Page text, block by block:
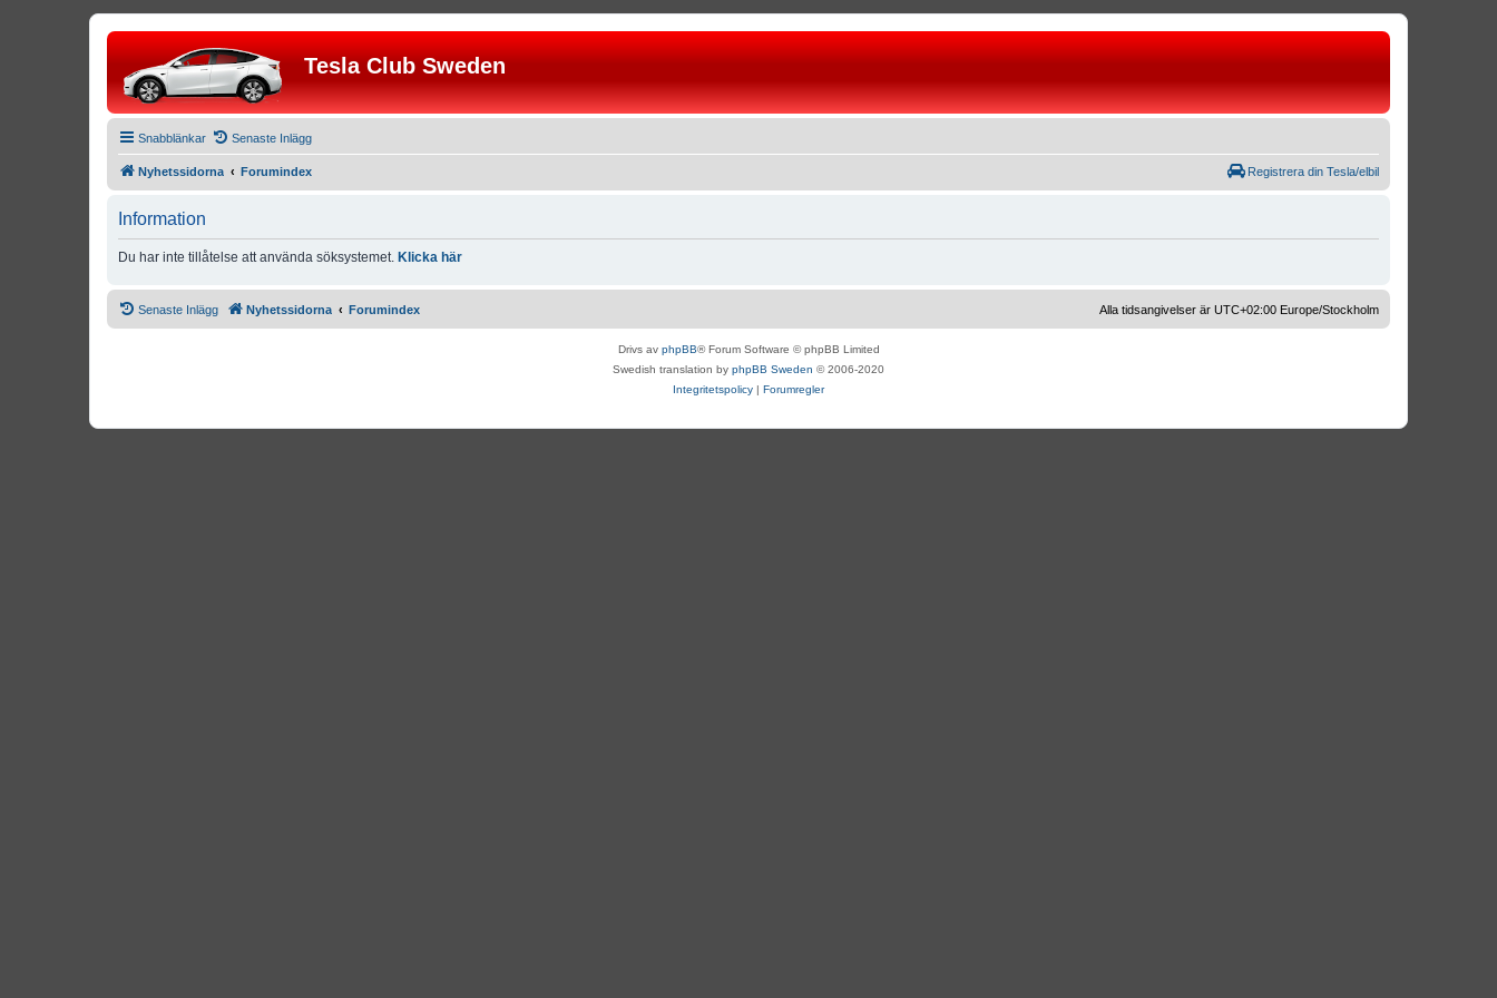
Tesla Club Sweden
Snabblänkar Senaste Inlägg
Nyhetssidorna Forumindex Registrera din Tesla/elbil
Information
Du har inte tillåtelse att använda söksystemet. Klicka här
Senaste Inlägg Nyhetssidorna Forumindex Alla tidsangivelser är UTC+02:00 Europe/Stockholm
Drivs av phpBB® Forum Software © phpBB Limited
Swedish translation by phpBB Sweden © 2006-2020
Integritetspolicy | Forumregler